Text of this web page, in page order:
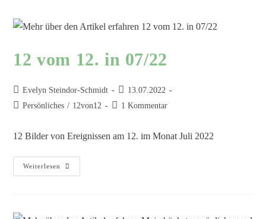
12 vom 12. in 07/22
Evelyn Steindor-Schmidt
13.07.2022
Persönliches / 12von12 1 Kommentar
12 Bilder von Ereignissen am 12. im Monat Juli 2022
Weiterlesen